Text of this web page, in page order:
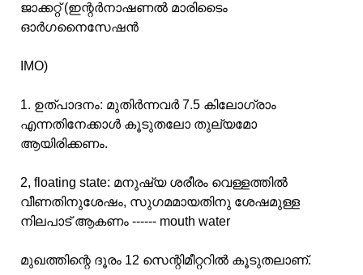
ജാക്കറ്റ് (ഇന്റർനാഷണൽ മാരിടൈം
ഓർഗനൈസേഷൻ
IMO)
1. ഉത്പാദനം: മുതിർന്നവർ 7.5 കിലോഗ്രാം
എന്നതിനേക്കാൾ കൂടുതലോ തുല്യമോ
ആയിരിക്കണം.
2, floating state: മനുഷ്യ ശരീരം വെള്ളത്തിൽ
വീണതിനുശേഷം, സുഗമമായതിനു ശേഷമുള്ള
നിലപാട് ആകണം ------ mouth water
മുഖത്തിന്റെ ദൂരം 12 സെന്റിമീറ്ററിൽ കൂടുതലാണ്.